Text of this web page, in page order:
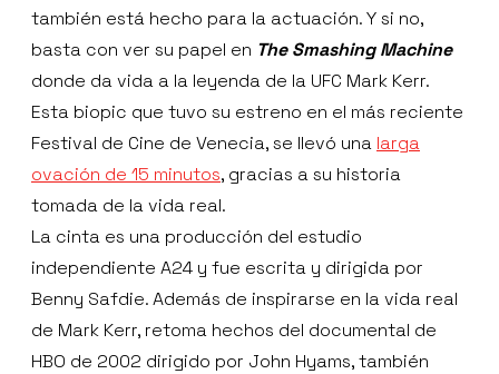
también está hecho para la actuación. Y si no,
basta con ver su papel en The Smashing Machine
donde da vida a la leyenda de la UFC Mark Kerr.
Esta biopic que tuvo su estreno en el más reciente
Festival de Cine de Venecia, se llevó una larga
ovación de 15 minutos, gracias a su historia
tomada de la vida real.
La cinta es una producción del estudio
independiente A24 y fue escrita y dirigida por
Benny Safdie. Además de inspirarse en la vida real
de Mark Kerr, retoma hechos del documental de
HBO de 2002 dirigido por John Hyams, también